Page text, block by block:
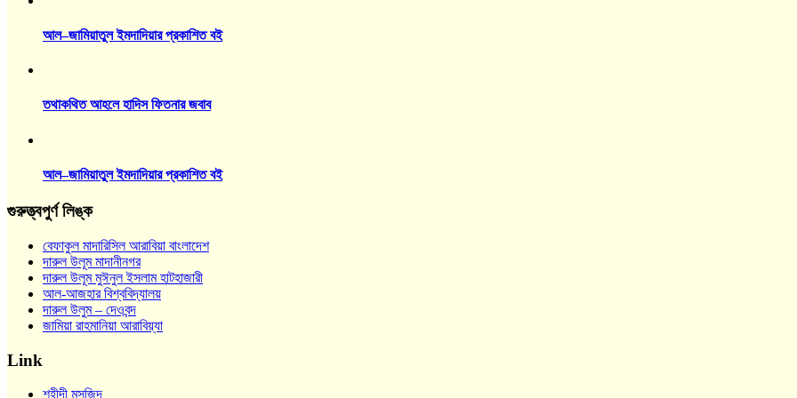
আল–জামিয়াতুল ইমদাদিয়ার প্রকাশিত বই
তথাকথিত আহলে হাদিস ফিতনার জবাব
আল–জামিয়াতুল ইমদাদিয়ার প্রকাশিত বই
গুরুত্ত্বপুর্ণ লিঙ্ক
বেফাকুল মাদারিসিল আরাবিয়া বাংলাদেশ
দারুল উলূম মাদানীনগর
দারুল উলূম মুঈনুল ইসলাম হাটহাজারী
আল-আজহার বিশ্ববিদ্যালয়
দারুল উলুম – দেওবন্দ
জামিয়া রাহমানিয়া আরাবিয়্যা
Link
শহীদী মসজিদ